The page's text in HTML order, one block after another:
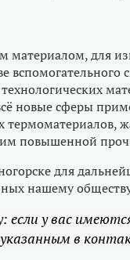
материалом, для
вспомогательного
новые сферы
повышенной
для
нашему
если у вас
в